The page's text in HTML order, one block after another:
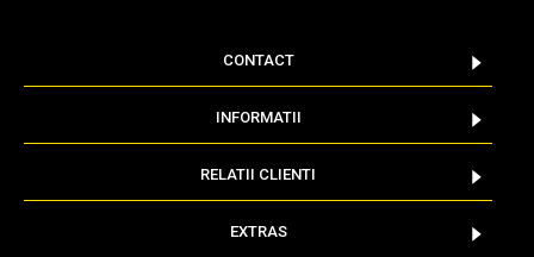
CONTACT
INFORMATII
RELATII CLIENTI
EXTRAS